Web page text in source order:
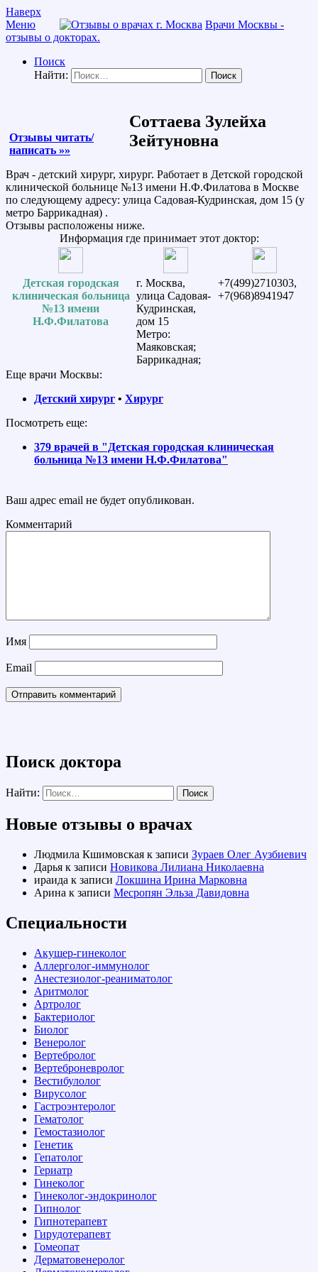
Наверх
Меню
Врачи Москвы -
отзывы о докторах.
Поиск
Найти:
Отзывы читать/
написать »»
Соттаева Зулейха
Зейтуновна
Врач - детский хирург, хирург. Работает в Детской городской
клинической больнице №13 имени Н.Ф.Филатова в Москве
по следующему адресу: улица Садовая-Кудринская, дом 15 (у
метро Баррикадная) .
Отзывы расположены ниже.
Информация где принимает этот доктор:
Детская городская
клиническая больница
№13 имени
Н.Ф.Филатова
г. Москва,
улица Садовая-
Кудринская,
дом 15
Метро:
Маяковская;
Баррикадная;
+7(499)2710303,
+7(968)8941947
Еще врачи Москвы:
Детский хирург • Хирург
Посмотреть еще:
379 врачей в "Детская городская клиническая
больница №13 имени Н.Ф.Филатова"
Ваш адрес email не будет опубликован.
Комментарий
Имя
Email
Поиск доктора
Найти:
Новые отзывы о врачах
Людмила Кшимовская к записи Зураев Олег Аузбиевич
Дарья к записи Новикова Лилиана Николаевна
ираида к записи Локшина Ирина Марковна
Арина к записи Месропян Эльза Давидовна
Специальности
Акушер-гинеколог
Аллерголог-иммунолог
Анестезиолог-реаниматолог
Аритмолог
Артролог
Бактериолог
Биолог
Венеролог
Вертебролог
Вертеброневролог
Вестибулолог
Вирусолог
Гастроэнтеролог
Гематолог
Гемостазиолог
Генетик
Гепатолог
Гериатр
Гинеколог
Гинеколог-эндокринолог
Гипнолог
Гипнотерапевт
Гирудотерапевт
Гомеопат
Дерматовенеролог